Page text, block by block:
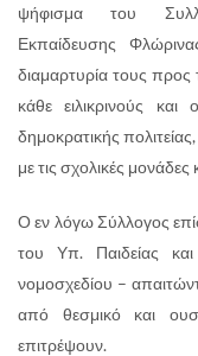
ψήφισμα του
Εκπαίδευσης
διαμαρτυρία τους
κάθε ειλικρινούς
δημοκρατικής
με τις σχολικές μονάδες
Ο εν λόγω Σύλλογος
του Υπ. Παιδείας και
νομοσχεδίου –
από θεσμικό και
επιτρέψουν.